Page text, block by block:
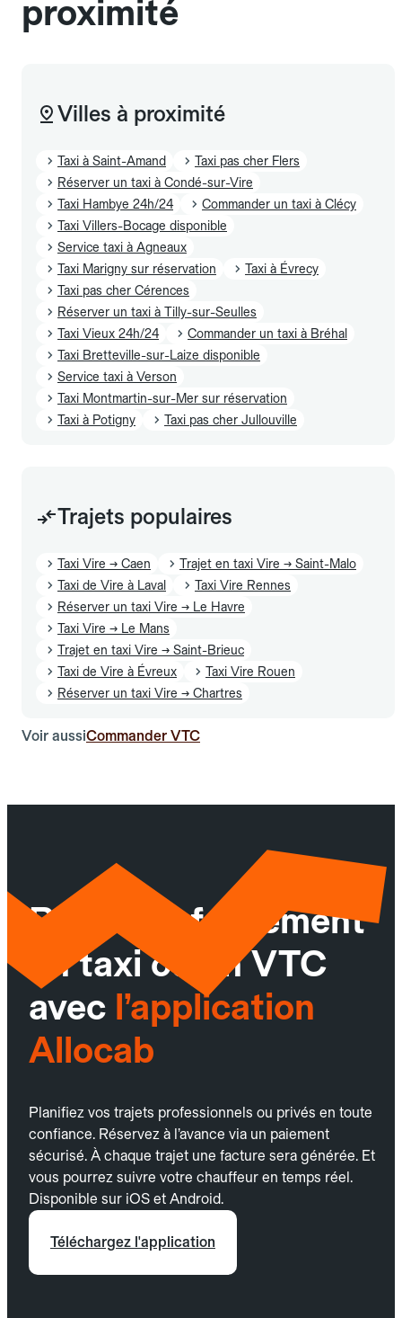
proximité
Villes à proximité
Taxi à Saint-Amand
Taxi pas cher Flers
Réserver un taxi à Condé-sur-Vire
Taxi Hambye 24h/24
Commander un taxi à Clécy
Taxi Villers-Bocage disponible
Service taxi à Agneaux
Taxi Marigny sur réservation
Taxi à Évrecy
Taxi pas cher Cérences
Réserver un taxi à Tilly-sur-Seulles
Taxi Vieux 24h/24
Commander un taxi à Bréhal
Taxi Bretteville-sur-Laize disponible
Service taxi à Verson
Taxi Montmartin-sur-Mer sur réservation
Taxi à Potigny
Taxi pas cher Jullouville
Trajets populaires
Taxi Vire → Caen
Trajet en taxi Vire → Saint-Malo
Taxi de Vire à Laval
Taxi Vire Rennes
Réserver un taxi Vire → Le Havre
Taxi Vire → Le Mans
Trajet en taxi Vire → Saint-Brieuc
Taxi de Vire à Évreux
Taxi Vire Rouen
Réserver un taxi Vire → Chartres
Voir aussiCommander VTC
Réservez facilement
un taxi ou un VTC
avec l’application
Allocab
Planifiez vos trajets professionnels ou privés en toute
confiance. Réservez à l’avance via un paiement
sécurisé. À chaque trajet une facture sera générée. Et
vous pourrez suivre votre chauffeur en temps réel.
Disponible sur iOS et Android.
Téléchargez l'application